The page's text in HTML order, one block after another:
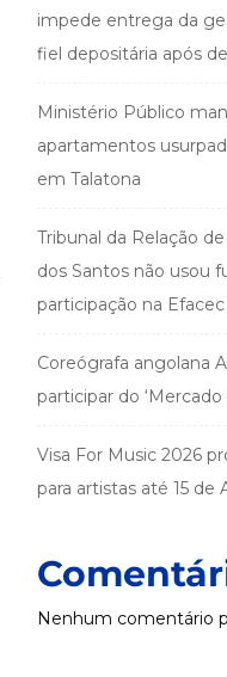
impede entrega da
fiel depositária após
Ministério Público
apartamentos
em Talatona
Tribunal da Relação
dos Santos não usou
participação na Efacec
Coreógrafa angolana
participar do
Visa For Music 2026
para artistas até 15 de
Nenhum comentário